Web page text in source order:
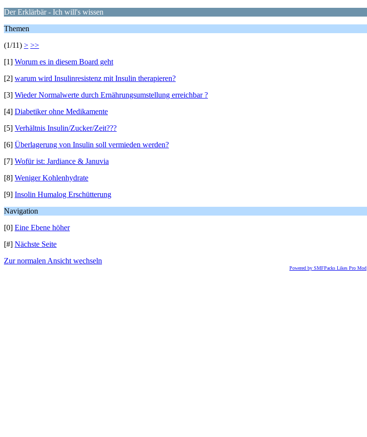
Der Erklärbär - Ich will's wissen
Themen
(1/11) > >>
[1] Worum es in diesem Board geht
[2] warum wird Insulinresistenz mit Insulin therapieren?
[3] Wieder Normalwerte durch Ernährungsumstellung erreichbar ?
[4] Diabetiker ohne Medikamente
[5] Verhältnis Insulin/Zucker/Zeit???
[6] Überlagerung von Insulin soll vermieden werden?
[7] Wofür ist: Jardiance & Januvia
[8] Weniger Kohlenhydrate
[9] Insolin Humalog Erschütterung
Navigation
[0] Eine Ebene höher
[#] Nächste Seite
Zur normalen Ansicht wechseln
Powered by SMFPacks Likes Pro Mod